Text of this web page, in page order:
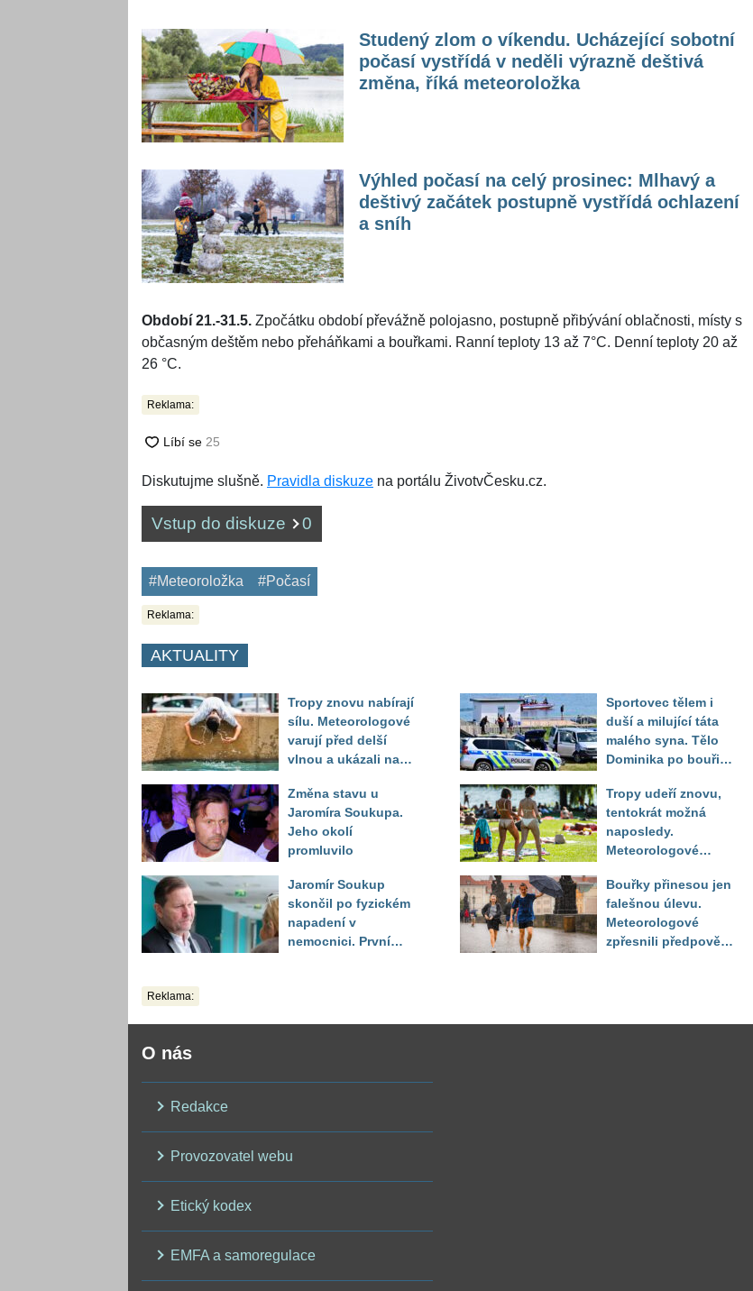
Studený zlom o víkendu. Ucházející sobotní
počasí vystřídá v neděli výrazně deštivá
změna, říká meteoroložka
Výhled počasí na celý prosinec: Mlhavý a
deštivý začátek postupně vystřídá ochlazení
a sníh
Období 21.-31.5. Zpočátku období převážně polojasno, postupně přibývání oblačnosti, místy s
občasným deštěm nebo přeháňkami a bouřkami. Ranní teploty 13 až 7°C. Denní teploty 20 až
26 °C.
Reklama:
Diskutujme slušně. Pravidla diskuze na portálu ŽivotvČesku.cz.
Vstup do diskuze 0
#Meteoroložka #Počasí
Reklama:
AKTUALITY
Tropy znovu nabírají
sílu. Meteorologové
varují před delší
vlnou a ukázali na
bude nejhorší
Změna stavu u
Jaromíra Soukupa.
Jeho okolí
promluvilo
Jaromír Soukup
skončil po fyzickém
napadení v
nemocnici. První
Sportovec tělem i
duší a milující táta
malého syna. Tělo
Dominika po bouři
až druhý den
Tropy udeří znovu,
tentokrát možná
naposledy.
Meteorologové
do září
Bouřky přinesou jen
falešnou úlevu.
Meteorologové
zpřesnili předpověď
Reklama:
O nás
Redakce
Provozovatel webu
Etický kodex
EMFA a samoregulace